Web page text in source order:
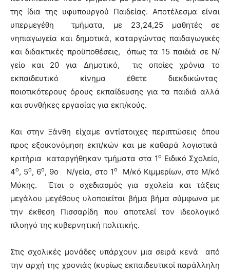
της ίδια της υφυπουργού Παιδείας. Αποτέλεσμα είναι
υπερμεγέθη τμήματα, με 23,24,25 μαθητές σε
νηπιαγωγεία και δημοτικά, καταργώντας παιδαγωγικές
και διδακτικές προϋποθέσεις, όπως τα 15 παιδιά σε Ν/
γείο και 20 για Δημοτικό, τις οποίες χρόνια το
εκπαιδευτικό κίνημα έθετε διεκδικώντας
ποιοτικότερους όρους εκπαίδευσης για τα παιδιά αλλά
και συνθήκες εργασίας για εκπ/κούς.
Και στην Ξάνθη είχαμε αντίστοιχες περιπτώσεις όπου
προς εξοικονόμηση εκπ/κών και με καθαρά λογιστικά
κριτήρια καταργήθηκαν τμήματα στα 1ο Ειδικό Σχολείο,
4ο, 5ο, 6ο, 9ο Ν/γεία, στο 1ο
Μ/κό Κιμμερίων, στο Μ/κό
Μύκης. Έτσι ο σχεδιασμός για σχολεία και τάξεις
μεγάλου μεγέθους υλοποιείται βήμα βήμα σύμφωνα με
την έκθεση Πισσαρίδη που αποτελεί τον ιδεολογικό
πλοηγό της κυβερνητική πολιτικής.
Στις σχολικές μονάδες υπάρχουν μια σειρά κενά από
την αρχή της χρονιάς (κυρίως εκπαιδευτικοί παράλληλη